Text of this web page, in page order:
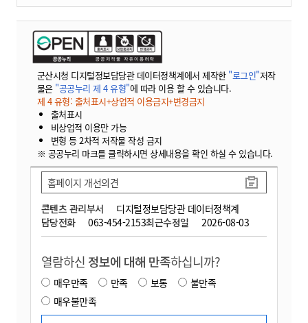
군산시청 디지털정보담당관 데이터정책계에서 제작한 "로그인"저작
물은 "공공누리 제 4 유형"에 따라 이용 할 수 있습니다.
제 4 유형: 출처표시+상업적 이용금지+변경금지
출처표시
비상업적 이용만 가능
변형 등 2차적 저작물 작성 금지
※ 공공누리 마크를 클릭하시면 상세내용을 확인 하실 수 있습니다.
콘텐츠 관리부서
디지털정보담당관 데이터정책계
담당전화
063-454-2153최근수정일 2026-08-03
홈페이지 개선의견
열람하신 정보에 대해 만족하십니까?
매우만족 만족 보통
불만족
매우불만족